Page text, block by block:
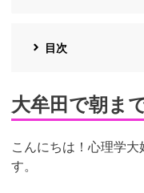
目次
大牟田で朝ま
こんにちは！心理学
す。